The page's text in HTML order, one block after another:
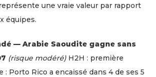
une vraie valeur par rapport
équipes.
— Arabie Saoudite gagne sans
(risque modéré) H2H : première
: Porto Rico a encaissé dans 4 de ses 5